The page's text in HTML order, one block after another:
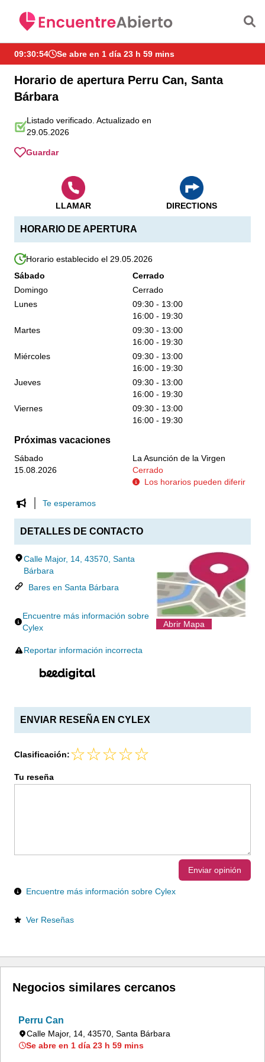
09:30:54 Se abre en 1 día 23 h 59 mins
Horario de apertura Perru Can, Santa
Bárbara
Listado verificado. Actualizado en
29.05.2026
Guardar
HORARIO DE APERTURA
Horario establecido el 29.05.2026
Sábado
Cerrado
Domingo
Cerrado
Lunes
09:30 - 13:00
16:00 - 19:30
Martes
09:30 - 13:00
16:00 - 19:30
Miércoles
09:30 - 13:00
16:00 - 19:30
Jueves
09:30 - 13:00
16:00 - 19:30
Viernes
09:30 - 13:00
16:00 - 19:30
Próximas vacaciones
Sábado
La Asunción de la Virgen
15.08.2026
Cerrado
Los horarios pueden diferir
Te esperamos
DETALLES DE CONTACTO
Calle Major, 14, 43570, Santa
Bárbara
Bares en Santa Bárbara
Encuentre más información sobre
Cylex
Reportar información incorrecta
Abrir Mapa
LLAMAR DIRECTIONS
ENVIAR RESEÑA EN CYLEX
Clasificación:
Tu reseña
Enviar opinión
Encuentre más información sobre Cylex
Ver Reseñas
Negocios similares cercanos
Perru Can
Calle Major, 14, 43570, Santa Bárbara
Se abre en 1 día 23 h 59 mins